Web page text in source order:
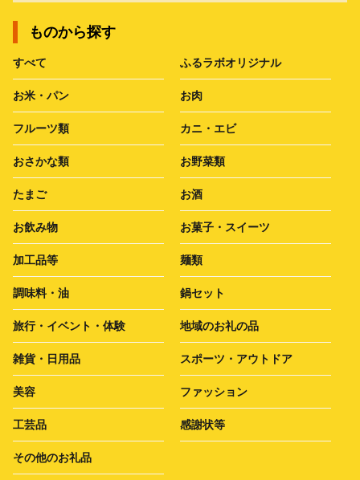
ものから探す
すべて ふるラボオリジナル
お米・パン お肉
フルーツ類 カニ・エビ
おさかな類 お野菜類
たまご お酒
お飲み物 お菓子・スイーツ
加工品等 麺類
調味料・油 鍋セット
旅行・イベント・体験 地域のお礼の品
雑貨・日用品 スポーツ・アウトドア
美容 ファッション
工芸品 感謝状等
その他のお礼品